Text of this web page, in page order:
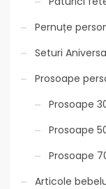
Pernuțe
Seturi
Prosoape
Prosoape
Prosoape
Prosoape
Articole